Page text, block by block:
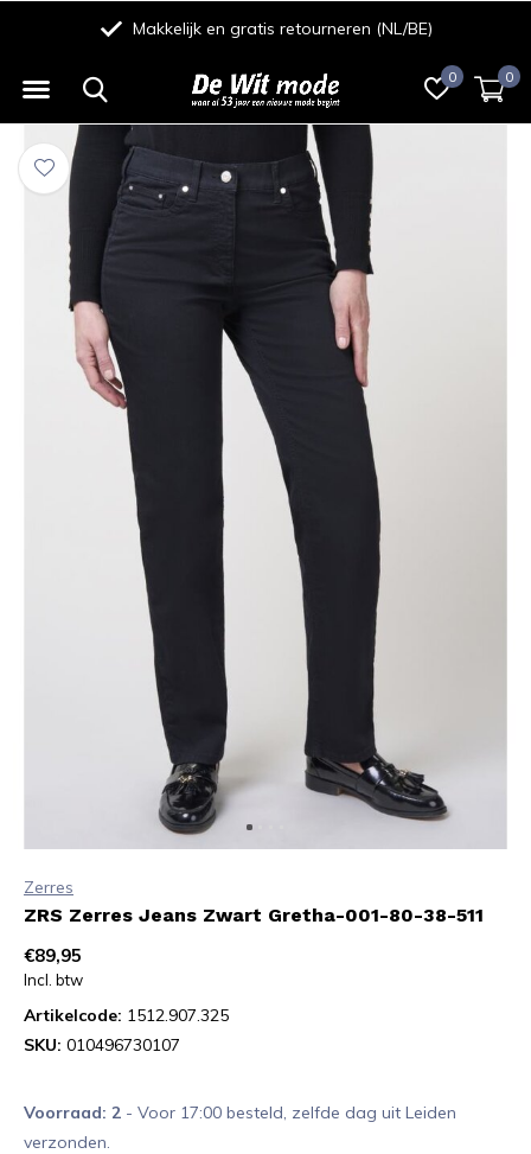
0 0
Makkelijk en gratis retourneren (NL/BE)
Zerres
ZRS Zerres Jeans Zwart Gretha-001-80-38-511
€89,95
Incl. btw
Artikelcode: 1512.907.325
SKU: 010496730107
Voorraad: 2 - Voor 17:00 besteld, zelfde dag uit Leiden
verzonden.